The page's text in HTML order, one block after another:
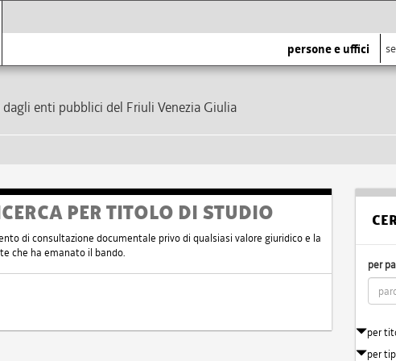
persone e uffici
enti pubblici del Friuli Venezia Giulia
PER TITOLO DI STUDIO
di consultazione documentale privo di qualsiasi valore giuridico e la
che ha emanato il bando.
per
per
per